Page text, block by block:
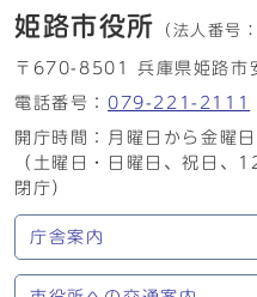
姫路市役所 （法人番号：
〒670-8501 兵庫県姫路市
電話番号： 079-221-2111
開庁時間：月曜日から金曜
（土曜日・日曜日、祝日、
閉庁）
庁舎案内